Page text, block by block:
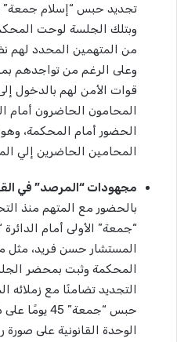
وبتلك الجلسة لوحت
من المتهمين المحدد لهم
وعلى الرغم من تواجدهم
قوات الأمن لهم بالدخول
المحامون الحاضرون أمام
الحضور أمام المحكمة،
المحامين الحاضرين إلي
مجهودات “المرصد” في
بالحضور مع المتهم منذ
المستشار حسن فريد، مثل
المحكمة وثبت بمحضر
التجديد تضامنًا مع
حبس “جمعة”
الوحدة القانونية على